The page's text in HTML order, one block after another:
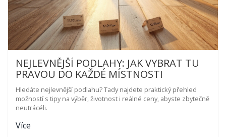
NEJLEVNĚJŠÍ PODLAHY: JAK VYBRAT TU
PRAVOU DO KAŽDÉ MÍSTNOSTI
Hledáte nejlevnější podlahu? Tady najdete praktický přehled
možností s tipy na výběr, životnost i reálné ceny, abyste zbytečně
neutrácéli.
Více